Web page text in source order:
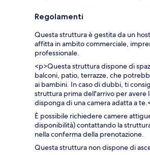
Regolamenti
Questa struttura è gestita da un
affitta in ambito commerciale,
professionale.
<p>Questa struttura dispone di
balconi, patio, terrazze, che
ai bambini. In caso di dubbi, ti
struttura prima dell'arrivo per avere
disponga di una camera adatta a
È possibile richiedere camere
disponibilità) contattando la
nella conferma della prenotazione.
Questa struttura non dispone di